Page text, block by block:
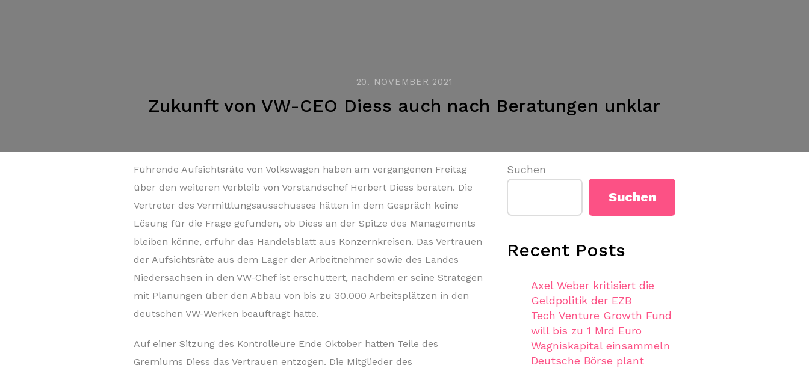
20. NOVEMBER 2021
Zukunft von VW-CEO Diess auch nach Beratungen unklar
Führende Aufsichtsräte von Volkswagen haben am vergangenen Freitag
über den weiteren Verbleib von Vorstandschef Herbert Diess beraten. Die
Vertreter des Vermittlungsausschusses hätten in dem Gespräch keine
Lösung für die Frage gefunden, ob Diess an der Spitze des Managements
bleiben könne, erfuhr das Handelsblatt aus Konzernkreisen. Das Vertrauen
der Aufsichtsräte aus dem Lager der Arbeitnehmer sowie des Landes
Niedersachsen in den VW-Chef ist erschüttert, nachdem er seine Strategen
mit Planungen über den Abbau von bis zu 30.000 Arbeitsplätzen in den
deutschen VW-Werken beauftragt hatte.
Auf einer Sitzung des Kontrolleure Ende Oktober hatten Teile des
Gremiums Diess das Vertrauen entzogen. Die Mitglieder des
Suchen
Suchen
Recent Posts
Axel Weber kritisiert die
Geldpolitik der EZB
Tech Venture Growth Fund
will bis zu 1 Mrd Euro
Wagniskapital einsammeln
Deutsche Börse plant